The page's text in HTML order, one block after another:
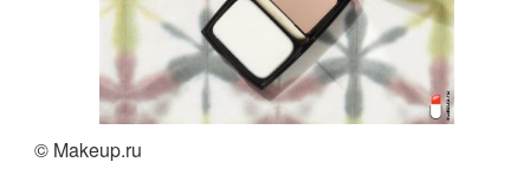
© Makeup.ru